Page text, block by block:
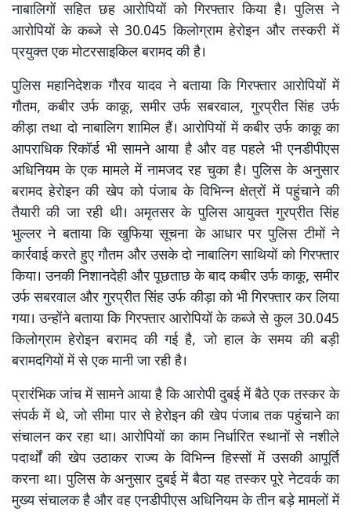
नाबालिगों सहित छह आरोपियों को गिरफ्तार किया है। पुलिस ने
आरोपियों के कब्जे से 30.045 किलोग्राम हेरोइन और तस्करी में
प्रयुक्त एक मोटरसाइकिल बरामद की है।
पुलिस महानिदेशक गौरव यादव ने बताया कि गिरफ्तार आरोपियों में
गौतम, कबीर उर्फ काकू, समीर उर्फ सबरवाल, गुरप्रीत सिंह उर्फ
कीड़ा तथा दो नाबालिग शामिल हैं। आरोपियों में कबीर उर्फ काकू का
आपराधिक रिकॉर्ड भी सामने आया है और वह पहले भी एनडीपीएस
अधिनियम के एक मामले में नामजद रह चुका है। पुलिस के अनुसार
बरामद हेरोइन की खेप को पंजाब के विभिन्न क्षेत्रों में पहुंचाने की
तैयारी की जा रही थी। अमृतसर के पुलिस आयुक्त गुरप्रीत सिंह
भुल्लर ने बताया कि खुफिया सूचना के आधार पर पुलिस टीमों ने
कार्रवाई करते हुए गौतम और उसके दो नाबालिग साथियों को गिरफ्तार
किया। उनकी निशानदेही और पूछताछ के बाद कबीर उर्फ काकू, समीर
उर्फ सबरवाल और गुरप्रीत सिंह उर्फ कीड़ा को भी गिरफ्तार कर लिया
गया। उन्होंने बताया कि गिरफ्तार आरोपियों के कब्जे से कुल 30.045
किलोग्राम हेरोइन बरामद की गई है, जो हाल के समय की बड़ी
बरामदगियों में से एक मानी जा रही है।
प्रारंभिक जांच में सामने आया है कि आरोपी दुबई में बैठे एक तस्कर के
संपर्क में थे, जो सीमा पार से हेरोइन की खेप पंजाब तक पहुंचाने का
संचालन कर रहा था। आरोपियों का काम निर्धारित स्थानों से नशीले
पदार्थों की खेप उठाकर राज्य के विभिन्न हिस्सों में उसकी आपूर्ति
करना था। पुलिस के अनुसार दुबई में बैठा यह तस्कर पूरे नेटवर्क का
मुख्य संचालक है और वह एनडीपीएस अधिनियम के तीन बड़े मामलों में